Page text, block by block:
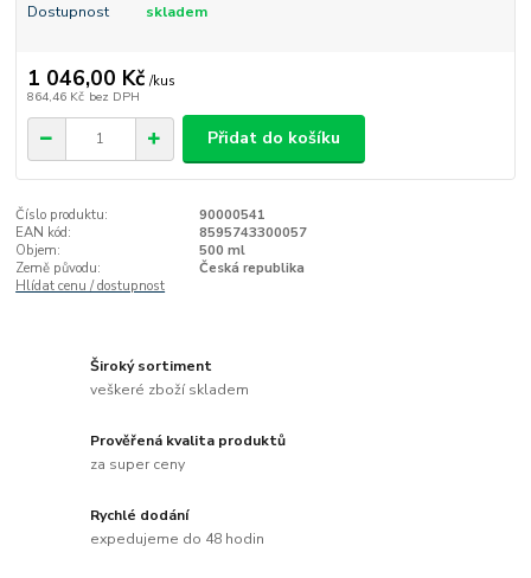
Dostupnost skladem
1 046,00 Kč /kus
864,46 Kč bez DPH
Přidat do košíku
Číslo produktu:
90000541
EAN kód:
8595743300057
Objem:
500 ml
Země původu:
Česká republika
Hlídat cenu / dostupnost
Široký sortiment
veškeré zboží skladem
Prověřená kvalita produktů
za super ceny
Rychlé dodání
expedujeme do 48 hodin